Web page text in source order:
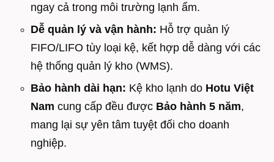
ngay cả trong môi trường lạnh ẩm.
Dễ quản lý và vận hành: Hỗ trợ quản lý
FIFO/LIFO tùy loại kệ, kết hợp dễ dàng với các
hệ thống quản lý kho (WMS).
Bảo hành dài hạn: Kệ kho lạnh do Hotu Việt
Nam cung cấp đều được Bảo hành 5 năm,
mang lại sự yên tâm tuyệt đối cho doanh
nghiệp.